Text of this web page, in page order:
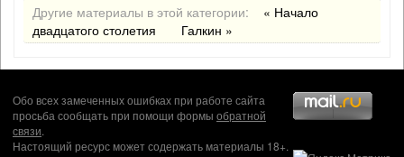
Другие материалы в этой категории:
« Начало
двадцатого столетия
Галкин »
Обо всех замеченных ошибках при работе сайта
просьба сообщать при помощи формы обратной
связи.
Настоящий ресурс может содержать материалы 18+.